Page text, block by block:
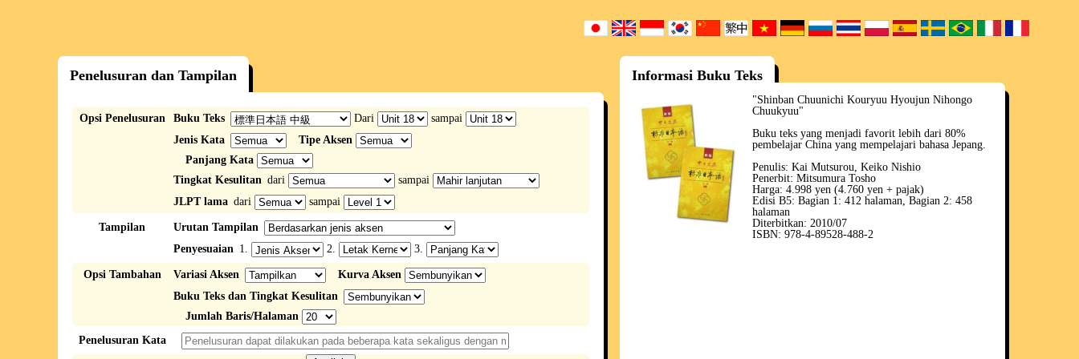
Penelusuran dan Tampilan
Opsi Penelusuran Buku Teks Dari
sampai
Jenis Kata
Tipe Aksen
Panjang Kata
Tingkat Kesulitan dari
sampai
JLPT lama dari sampai
Tampilan
Urutan Tampilan
Penyesuaian 1. 2. 3.
Opsi Tambahan Variasi Aksen
Kurva Aksen
Buku Teks dan Tingkat Kesulitan
Jumlah Baris/Halaman
Penelusuran Kata
Informasi Buku Teks
"Shinban Chuunichi Kouryuu Hyoujun Nihongo
Chuukyuu"
Buku teks yang menjadi favorit lebih dari 80%
pembelajar China yang mempelajari bahasa Jepang.
Penulis: Kai Mutsurou, Keiko Nishio
Penerbit: Mitsumura Tosho
Harga: 4.998 yen (4.760 yen + pajak)
Edisi B5: Bagian 1: 412 halaman, Bagian 2: 458
halaman
Diterbitkan: 2010/07
ISBN: 978-4-89528-488-2